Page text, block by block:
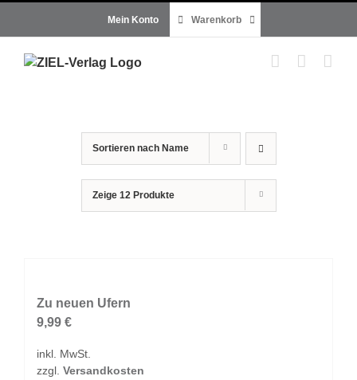
Mein Konto Warenkorb
Sortieren nach Name
Zeige 12 Produkte
Zu neuen Ufern
9,99 €
inkl. MwSt.
zzgl. Versandkosten